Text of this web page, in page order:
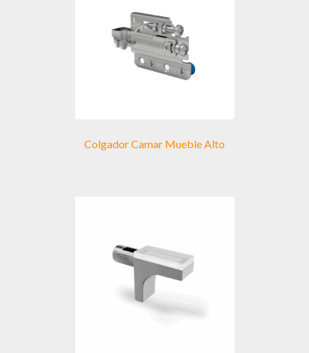
Colgador Camar Mueble Alto